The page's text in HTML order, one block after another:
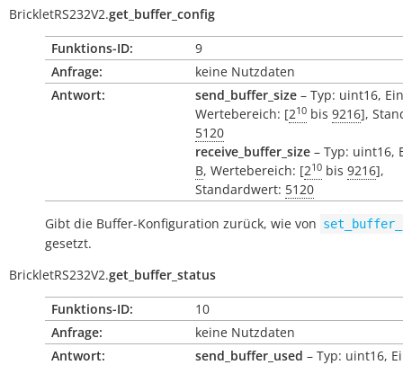
BrickletRS232V2.get_buffer_config
Funktions-ID:
9
Anfrage:
keine Nutzdaten
Antwort:
send_buffer_size – Typ: uint16,
Wertebereich: [210 bis 9216],
5120
receive_buffer_size – Typ: uint16,
B, Wertebereich: [210 bis 9216],
Standardwert: 5120
Gibt die Buffer-Konfiguration zurück, wie von
gesetzt.
BrickletRS232V2.get_buffer_status
Funktions-ID:
10
Anfrage:
keine Nutzdaten
Antwort:
send_buffer_used – Typ: uint16,